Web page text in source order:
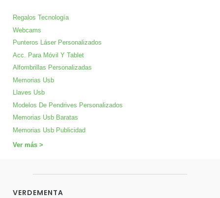
Regalos Tecnología
Webcams
Punteros Láser Personalizados
Acc. Para Móvil Y Tablet
Alfombrillas Personalizadas
Memorias Usb
Llaves Usb
Modelos De Pendrives Personalizados
Memorias Usb Baratas
Memorias Usb Publicidad
Ver más >
VERDEMENTA